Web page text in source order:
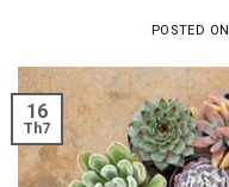
POSTED ON
16
Th7